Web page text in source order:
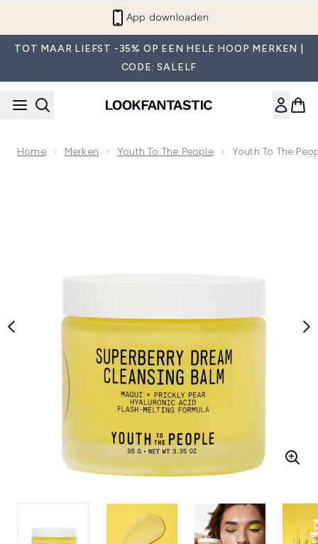
Word lid van LF Beauty Plus+
TOT MAAR LIEFST -35% OP EEN HELE HOOP MERKEN |
CODE: SALELF
Home Merken Youth To The People Youth To The